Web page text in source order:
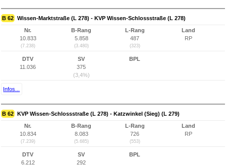
B 62 Wissen-Marktstraße (L 278) - KVP Wissen-Schlossstraße (L 278)
Nr.
10.833
(7.238)
B-Rang
5.858
(3.480)
L-Rang
487
(323)
Land
RP
DTV
11.036
SV
375
(3,4%)
BPL
Infos...
B 62 KVP Wissen-Schlossstraße (L 278) - Katzwinkel (Sieg) (L 279)
Nr.
10.834
(7.239)
B-Rang
8.083
(5.685)
L-Rang
726
(553)
Land
RP
DTV
6.212
SV
292
BPL